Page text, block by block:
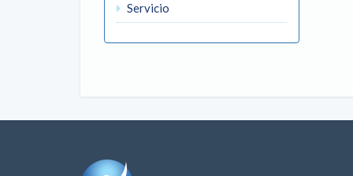
Servicio